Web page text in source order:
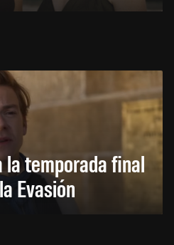
temporada final
Evasión